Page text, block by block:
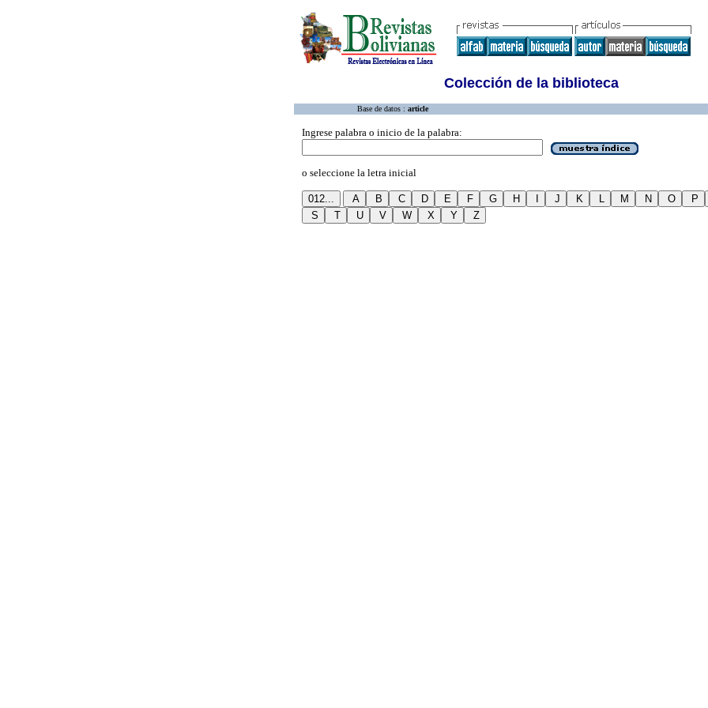
Colección de la biblioteca
Base de datos : article
Ingrese palabra o inicio de la palabra:
o seleccione la letra inicial